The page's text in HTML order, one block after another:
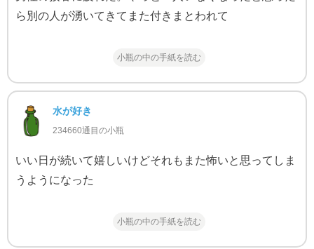
ら別の人が湧いてきてまた付きまとわれて
小瓶の中の手紙を読む
水が好き
234660通目の小瓶
いい日が続いて嬉しいけどそれもまた怖いと思ってしま
うようになった
小瓶の中の手紙を読む